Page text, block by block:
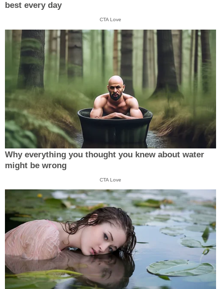
best every day
CTA Love
Why everything you thought you knew about water
might be wrong
CTA Love